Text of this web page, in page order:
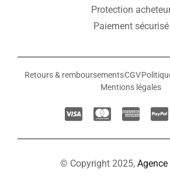
Protection
Paiement sécurisé
Retours & remboursementsCGV
Mentions légales
© Copyright 2025,